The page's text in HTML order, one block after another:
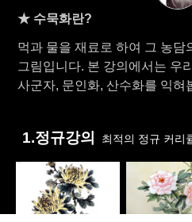
★ 수묵화란?
먹과 물을 재료로 하여 그 농담
그림입니다. 본 강의에서는 우
사군자, 문인화, 산수화를 익혀
1.정규강의 최적의 정규 커리